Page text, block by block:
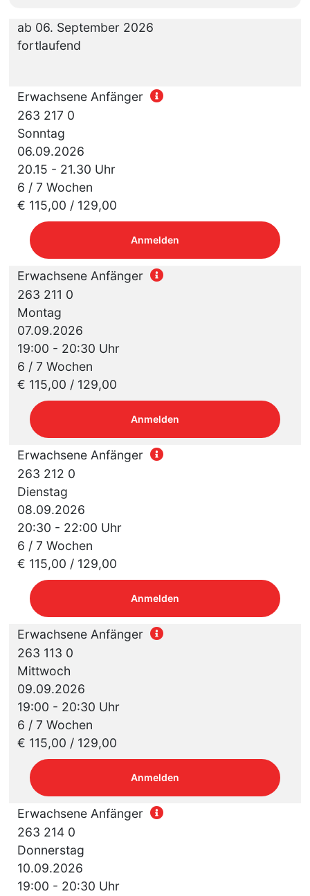
ab 06. September 2026
fortlaufend
Erwachsene Anfänger
263 217 0
Sonntag
06.09.2026
20.15 - 21.30 Uhr
6 / 7 Wochen
€ 115,00 / 129,00
Anmelden
Erwachsene Anfänger
263 211 0
Montag
07.09.2026
19:00 - 20:30 Uhr
6 / 7 Wochen
€ 115,00 / 129,00
Anmelden
Erwachsene Anfänger
263 212 0
Dienstag
08.09.2026
20:30 - 22:00 Uhr
6 / 7 Wochen
€ 115,00 / 129,00
Anmelden
Erwachsene Anfänger
263 113 0
Mittwoch
09.09.2026
19:00 - 20:30 Uhr
6 / 7 Wochen
€ 115,00 / 129,00
Anmelden
Erwachsene Anfänger
263 214 0
Donnerstag
10.09.2026
19:00 - 20:30 Uhr